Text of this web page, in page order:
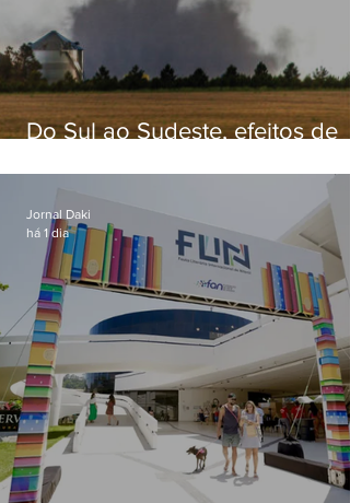
Do Sul ao Sudeste, efeitos de
apreensão na população
Jornal Daki
há 1 dia